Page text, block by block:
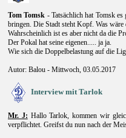
Tom Tomsk - Tatsächlich hat Tomsk
bringen. Die Stadt steht Kopf. Was
Wahrscheinlich ist es aber nicht da die
Der Pokal hat seine eigenen..... ja ja.
Wie sich die Doppelbelastung auf die
Autor: Balou - Mittwoch, 03.05.2017
Interview mit Tarlok
Mr. J: Hallo Tarlok, kommen wir
verpflichtet. Greifst du nun nach der